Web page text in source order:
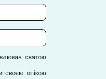
святою
своєю опікою